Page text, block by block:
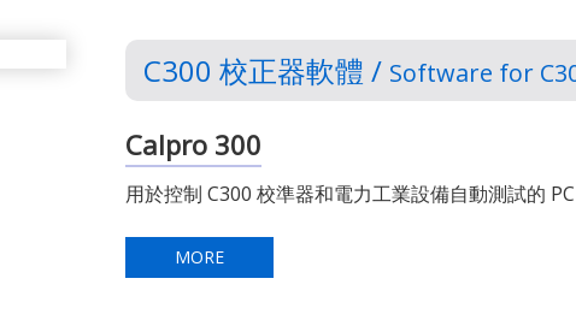
C300 校正器軟體 / Software for
Calpro 300
用於控制 C300 校準器和電力工業設備自動測試的 PC
MORE